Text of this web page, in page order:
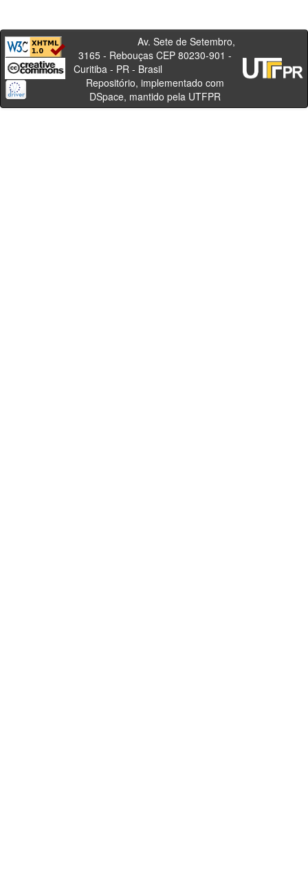
Av. Sete de Setembro,
3165 - Rebouças CEP 80230-901 -
Curitiba - PR - Brasil
Repositório, implementado com
DSpace, mantido pela UTFPR